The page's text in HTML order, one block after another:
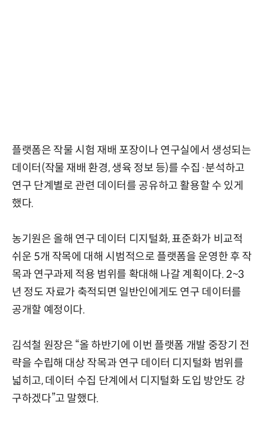
플랫폼은 작물 시험 재배 포장이나 연구실에서 생성되는
데이터(작물 재배 환경, 생육 정보 등)를 수집·분석하고
연구 단계별로 관련 데이터를 공유하고 활용할 수 있게
했다.
농기원은 올해 연구 데이터 디지털화, 표준화가 비교적
쉬운 5개 작목에 대해 시범적으로 플랫폼을 운영한 후 작
목과 연구과제 적용 범위를 확대해 나갈 계획이다. 2~3
년 정도 자료가 축적되면 일반인에게도 연구 데이터를
공개할 예정이다.
김석철 원장은 “올 하반기에 이번 플랫폼 개발 중장기 전
략을 수립해 대상 작목과 연구 데이터 디지털화 범위를
넓히고, 데이터 수집 단계에서 디지털화 도입 방안도 강
구하겠다”고 말했다.